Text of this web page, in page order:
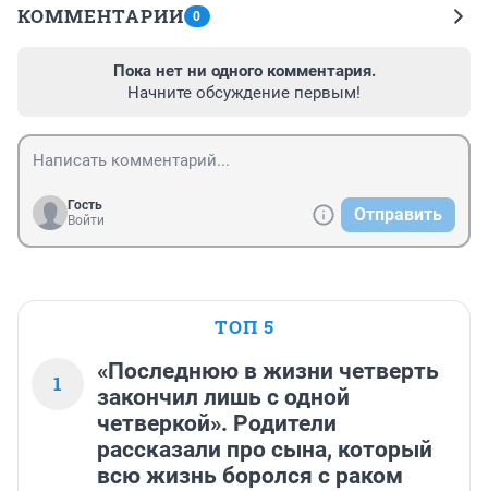
КОММЕНТАРИИ 0
Пока нет ни одного комментария.
Начните обсуждение первым!
Гость
Войти
Отправить
ТОП 5
1
«Последнюю в жизни четверть
закончил лишь с одной
четверкой». Родители
рассказали про сына, который
всю жизнь боролся с раком